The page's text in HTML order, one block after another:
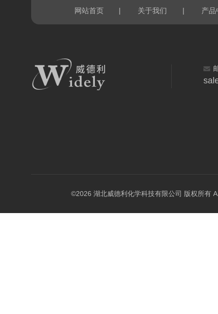
网站首页 | 关于我们 | 产品
©2026 湖北威德利化学科技有限公司 版权所有